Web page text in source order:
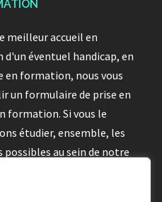
meilleur accueil en
éventuel handicap, en
formation, nous vous
un formulaire de prise en
formation. Si vous le
étudier, ensemble, les
au sein de notre
plus...